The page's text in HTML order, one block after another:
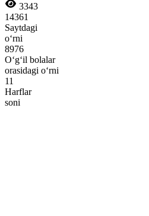
3343
14361
Saytdagi
o‘rni
8976
O‘g‘il bolalar
orasidagi o‘rni
11
Harflar
soni